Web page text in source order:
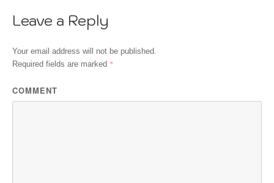
Leave a Reply
Your email address will not be published.
Required fields are marked *
COMMENT